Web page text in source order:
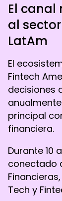
El canal
al
LatAm
El
Fintech
decisiones
principal
financiera.
Durante 10
conectado
Tech y